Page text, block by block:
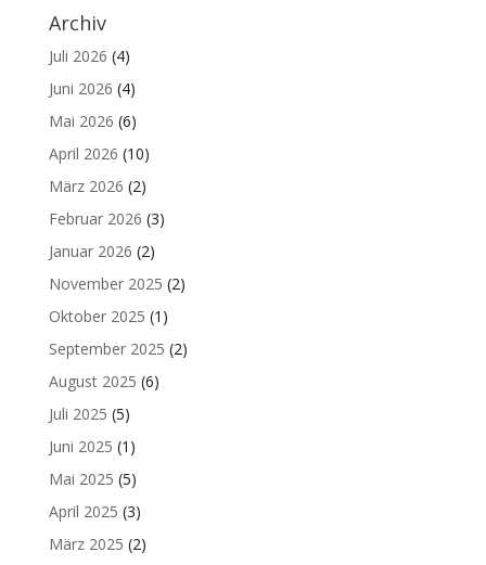
Archiv
Juli 2026 (4)
Juni 2026 (4)
Mai 2026 (6)
April 2026 (10)
März 2026 (2)
Februar 2026 (3)
Januar 2026 (2)
November 2025 (2)
Oktober 2025 (1)
September 2025 (2)
August 2025 (6)
Juli 2025 (5)
Juni 2025 (1)
Mai 2025 (5)
April 2025 (3)
März 2025 (2)